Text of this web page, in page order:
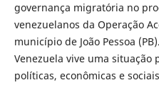
governança migratória no
venezuelanos da Operação
município de João Pessoa
Venezuela vive uma situação
políticas, econômicas e